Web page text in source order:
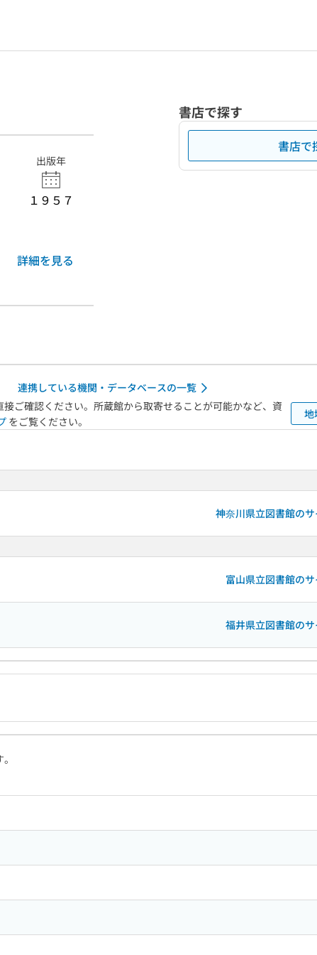
出版年
１９５７
詳細を見る
書店で探す
書店で
連携している機関・データベースの一覧
ご確認ください。所蔵館から取寄せることが可能かなど、資
をご覧ください。
地
神奈川県立図書館の
富山県立図書館の
福井県立図書館の